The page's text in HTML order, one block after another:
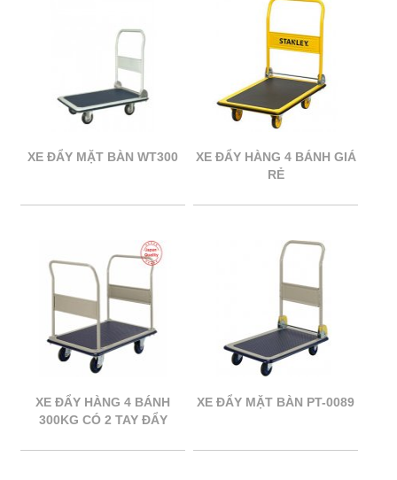
XE ĐẨY MẶT BÀN WT300
XE ĐẨY HÀNG 4 BÁNH GIÁ
RẺ
XE ĐẨY HÀNG 4 BÁNH
300KG CÓ 2 TAY ĐẨY
XE ĐẨY MẶT BÀN PT-0089